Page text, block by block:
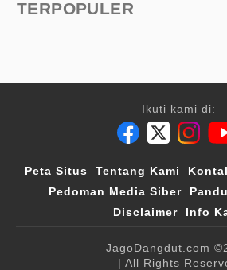
TERPOPULER
Ikuti kami di:
Peta Situs Tentang Kami
Pedoman Media Siber
Disclaimer
Info
JagoDangdut.com
| All Rights